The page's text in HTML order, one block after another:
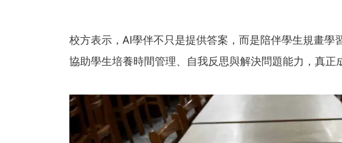
校方表示，AI學伴不只是提供答案，而是陪伴學生規畫學
協助學生培養時間管理、自我反思與解決問題能力，真正